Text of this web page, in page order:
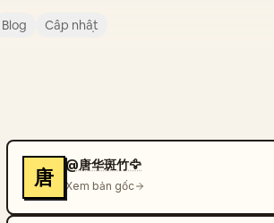
Blog Cập nhật
唐
@唐华斑竹🦅
Xem bản gốc